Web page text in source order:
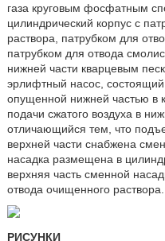
газа круговым фосфатным
цилиндрический корпус с
раствора, патрубком для
патрубком для отвода
нижней части кварцевым
эрлифтный насос,
опущенной нижней частью в
подачи сжатого воздуха в
отличающийся тем, что
верхней части снабжена
насадка размещена в
верхняя часть сменной
отвода очищенного раствора.
РИСУНКИ